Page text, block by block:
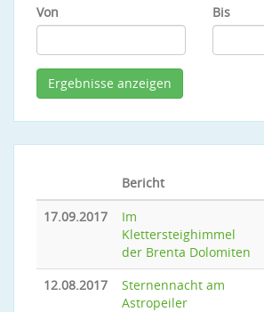
Von
Bis
Bericht
17.09.2017
Im
Klettersteighimmel
der Brenta Dolomiten
12.08.2017
Sternennacht am
Astropeiler